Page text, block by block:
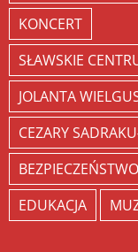
KONCERT
SŁAWSKIE
JOLANTA
CEZARY
BEZPIECZEŃSTWO
EDUKACJA